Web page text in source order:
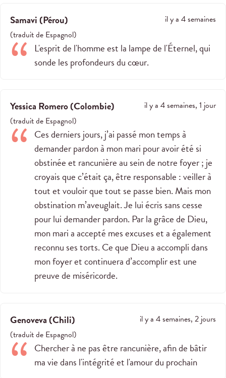
Samavi(Pérou)
il y a 4 semaines
(traduit de Espagnol)
L'esprit de l'homme est la lampe de l'Éternel, qui
sonde les profondeurs du cœur.
Yessica Romero(Colombie)
il y a 4 semaines, 1 jour
(traduit de Espagnol)
Ces derniers jours, j’ai passé mon temps à
demander pardon à mon mari pour avoir été si
obstinée et rancunière au sein de notre foyer ; je
croyais que c’était ça, être responsable : veiller à
tout et vouloir que tout se passe bien. Mais mon
obstination m’aveuglait. Je lui écris sans cesse
pour lui demander pardon. Par la grâce de Dieu,
mon mari a accepté mes excuses et a également
reconnu ses torts. Ce que Dieu a accompli dans
mon foyer et continuera d’accomplir est une
preuve de miséricorde.
Genoveva(Chili)
il y a 4 semaines, 2 jours
(traduit de Espagnol)
Chercher à ne pas être rancunière, afin de bâtir
ma vie dans l'intégrité et l'amour du prochain